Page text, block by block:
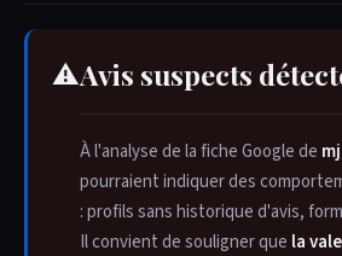
⚠Avis suspects
À l'analyse de la fiche Google de
pourraient indiquer des
: profils sans historique d'avis,
Il convient de souligner que la